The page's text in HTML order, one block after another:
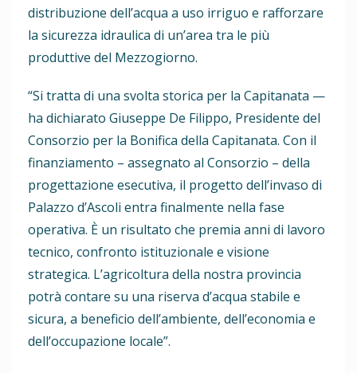
distribuzione dell’acqua a uso irriguo e rafforzare
la sicurezza idraulica di un’area tra le più
produttive del Mezzogiorno.
“Si tratta di una svolta storica per la Capitanata —
ha dichiarato Giuseppe De Filippo, Presidente del
Consorzio per la Bonifica della Capitanata. Con il
finanziamento – assegnato al Consorzio – della
progettazione esecutiva, il progetto dell’invaso di
Palazzo d’Ascoli entra finalmente nella fase
operativa. È un risultato che premia anni di lavoro
tecnico, confronto istituzionale e visione
strategica. L’agricoltura della nostra provincia
potrà contare su una riserva d’acqua stabile e
sicura, a beneficio dell’ambiente, dell’economia e
dell’occupazione locale”.